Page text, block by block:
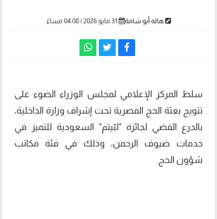
هاله أبو شامة
سلط المركز الإعلامي لمجلس الوزراء الضوء على
تتويج بعثة الحج المصرية تحت إشراف وزارة الداخلية،
بالدرع الفضي لجائزة "لبّيتم" السعودية للتميز في
خدمات ضيوف الرحمن، وذلك في فئة مكاتب
شؤون الحج.